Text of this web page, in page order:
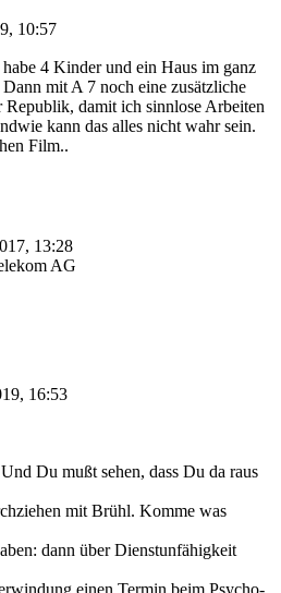
10:57
4 Kinder und ein Haus im ganz
mit A 7 noch eine zusätzliche
damit ich sinnlose Arbeiten
kann das alles nicht wahr sein.
Film..
13:28
AG
16:53
Du mußt sehen, dass Du da raus
mit Brühl. Komme was
dann über Dienstunfähigkeit